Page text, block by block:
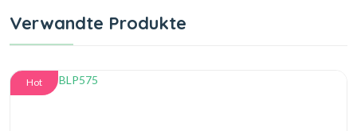
Verwandte Produkte
Hot